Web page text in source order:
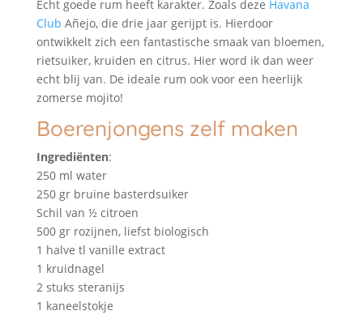
Echt goede rum heeft karakter. Zoals deze Havana
Club Añejo, die drie jaar gerijpt is. Hierdoor
ontwikkelt zich een fantastische smaak van bloemen,
rietsuiker, kruiden en citrus. Hier word ik dan weer
echt blij van. De ideale rum ook voor een heerlijk
zomerse mojito!
Boerenjongens zelf maken
Ingrediënten:
250 ml water
250 gr bruine basterdsuiker
Schil van ½ citroen
500 gr rozijnen, liefst biologisch
1 halve tl vanille extract
1 kruidnagel
2 stuks steranijs
1 kaneelstokje